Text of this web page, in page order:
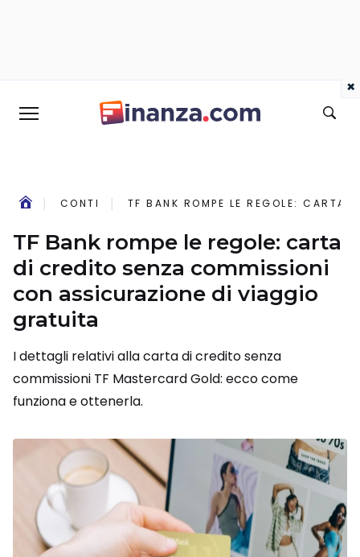
CONTI TF BANK ROMPE LE REGOLE:
TF Bank rompe le regole: carta
di credito senza commissioni
con assicurazione di viaggio
gratuita
I dettagli relativi alla carta di credito senza
commissioni TF Mastercard Gold: ecco come
funziona e ottenerla.
×